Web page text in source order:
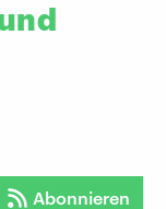
Abonnieren